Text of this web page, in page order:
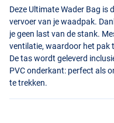
Deze Ultimate Wader Bag is
vervoer van je waadpak.
je geen last van de stank.
ventilatie, waardoor het pak
De tas wordt geleverd
PVConderkant: perfect als
te trekken.